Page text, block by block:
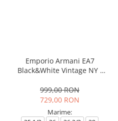
Emporio Armani EA7
Black&White Vintage NY -
999,00 RON
729,00 RON
Marime: